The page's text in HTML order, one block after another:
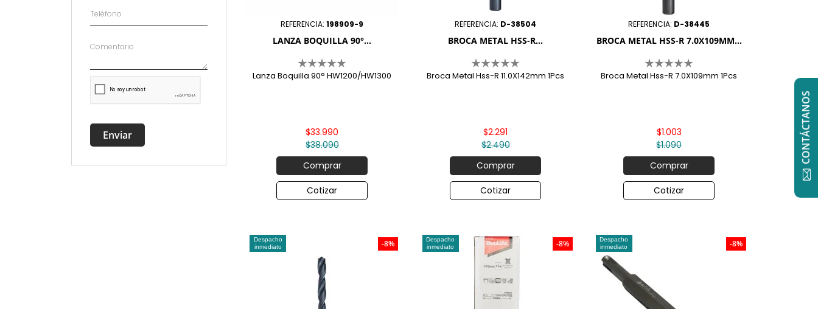
Enviar
REFERENCIA:198909-9
LANZA BOQUILLA 90°...
Lanza Boquilla 90° HW1200/HW1300
$38.090
$33.990
Comprar
Cotizar
REFERENCIA: D-38504
BROCA METAL HSS-R...
Broca Metal Hss-R 11.0X142mm 1Pcs
$2.490
$2.291
Comprar
Cotizar
REFERENCIA: D-38445
BROCA METAL HSS-R 7.0X109MM...
Broca Metal Hss-R 7.0X109mm 1Pcs
$1.090
$1.003
Comprar
Cotizar
Despacho
inmediato
-8%
Despacho
inmediato
-8%
Despacho
inmediato
-8%
CONTÁCTANOS